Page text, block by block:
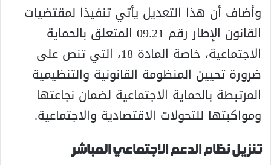
وأضاف أن هذا التعديل يأتي تنفيذا لمقتضيات
القانون الإطار رقم 09.21 المتعلق بالحماية
الاجتماعية، خاصة المادة 18، التي تنص على
ضرورة تحيين المنظومة القانونية والتنظيمية
المرتبطة بالحماية الاجتماعية لضمان نجاعتها
ومواكبتها للتحولات الاقتصادية والاجتماعية.
تنزيل نظام الدعم الاجتماعي المباشر